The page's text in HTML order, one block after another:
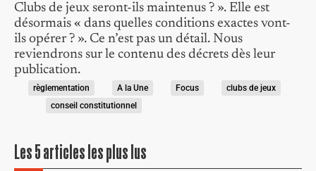
Clubs de jeux seront-ils maintenus ? ». Elle est
désormais « dans quelles conditions exactes vont-
ils opérer ? ». Ce n’est pas un détail. Nous
reviendrons sur le contenu des décrets dès leur
publication.
règlementation A la Une Focus
clubs de jeux
conseil constitutionnel
Les 5 articles les plus lus